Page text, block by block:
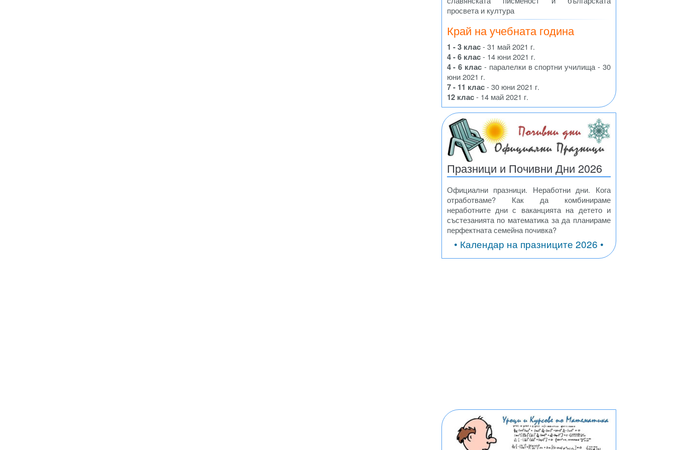
просвета и култура
Край на учебната година
1 - 3 клас- 31 май 2021 г.
4 - 6 клас- 14 юни 2021 г.
4 - 6 клас - паралелки в спортни училища - 30
юни 2021 г.
7 - 11 клас- 30 юни 2021 г.
12 клас- 14 май 2021 г.
Празници и Почивни Дни 2026
Официални празници. Неработни дни. Кога
отработваме? Как да комбинираме
неработните дни с ваканцията на детето и
състезанията по математика за да планираме
перфектната семейна почивка?
• Календар на празниците 2026 •